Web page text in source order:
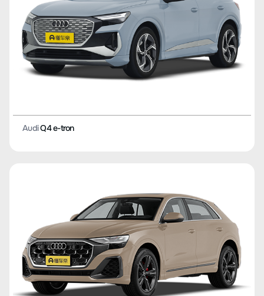
AudiQ4 e-tron